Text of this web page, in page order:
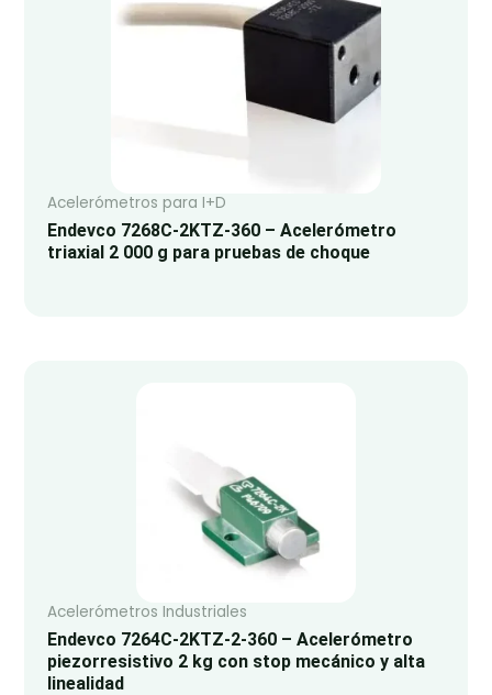
Acelerómetros para I+D
Endevco 7268C-2KTZ-360 – Acelerómetro
triaxial 2 000 g para pruebas de choque
Acelerómetros Industriales
Endevco 7264C-2KTZ-2-360 – Acelerómetro
piezorresistivo 2 kg con stop mecánico y alta
linealidad